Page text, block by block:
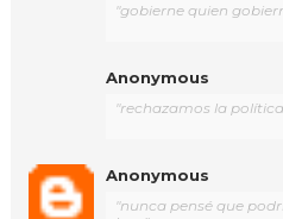
"gobierne quien
Anonymous
"rechazamos la
Anonymous
"nunca pensé que